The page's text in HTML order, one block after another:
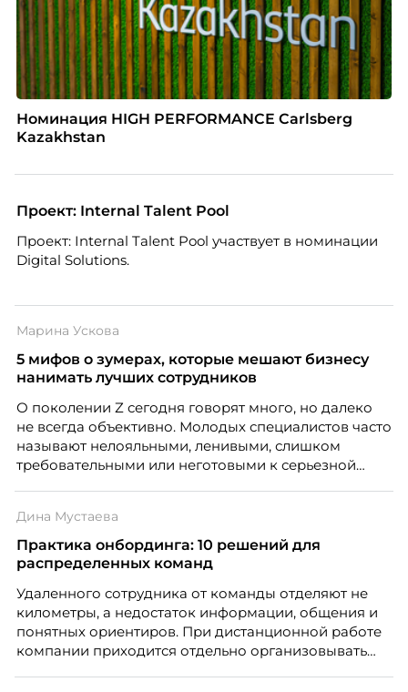
Номинация HIGH PERFORMANCE Carlsberg
Kazakhstan
Проект: Internal Talent Pool
Проект: Internal Talent Pool участвует в номинации
Digital Solutions.
Марина Ускова
5 мифов о зумерах, которые мешают бизнесу
нанимать лучших сотрудников
О поколении Z сегодня говорят много, но далеко
не всегда объективно. Молодых специалистов часто
называют нелояльными, ленивыми, слишком
требовательными или неготовыми к серьезной
кадровых ошибок. В этой статье Марина Ускова,
руководитель отдела подбора персонала
рекрутинговой компании, разбирает самые
почему устаревшие представления мешают
бизнесу находить и удерживать сильных
сотрудников.
Дина Мустаева
Практика онбординга: 10 решений для
распределенных команд
Удаленного сотрудника от команды отделяют не
километры, а недостаток информации, общения и
понятных ориентиров. При дистанционной работе
компании приходится отдельно организовывать